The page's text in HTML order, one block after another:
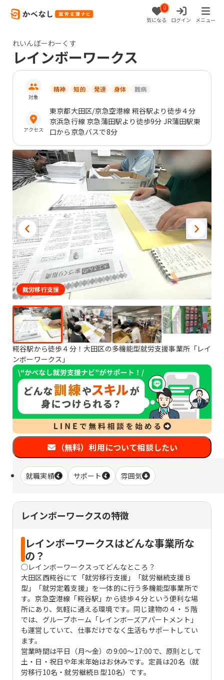
0
気になる ログイン メニュー
れいんぼーわーくす
レインボーワークス
対象
精神 知的 発達 身体 難病
アクセス
東京都大田区/京急空港線 糀谷駅より徒歩４分
京浜急行線 京急蒲田駅より徒歩9分 JR蒲田駅東
口から京急バスで8分
就労移行支援
糀谷駅から徒歩４分！大田区の多機能型就労支援事業所「レイ
ンボーワークス」
（無料）利用について相談したい
就職実績 サポート 雰囲気
レインボーワークスの特徴
レインボーワークスはどんな事業所な
の？
◯レインボーワークスってどんなところ？
大田区西糀谷にて「就労移行支援」「就労継続支援Ｂ
型」「就労定着支援」を一体的に行う多機能型事業所で
す。京急空港線「糀谷駅」から徒歩４分という便利な場
所にあり、気軽に通える環境です。同じ建物の４・５階
では、グループホーム「レインボーズアパートメント」
も運営していて、仕事だけでなく生活もサポートしてい
ます。
営業時間は平日（月～金）の9:00～17:00で、原則として
土・日・祝日や年末年始はお休みです。定員は20名（就
労移行10名・就労継続Ｂ型10名）です。